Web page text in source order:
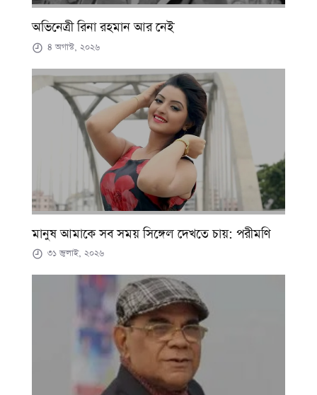
অভিনেত্রী রিনা রহমান আর নেই
৪ অগাস্ট, ২০২৬
মানুষ আমাকে সব সময় সিঙ্গেল দেখতে চায়: পরীমণি
৩১ জুলাই, ২০২৬